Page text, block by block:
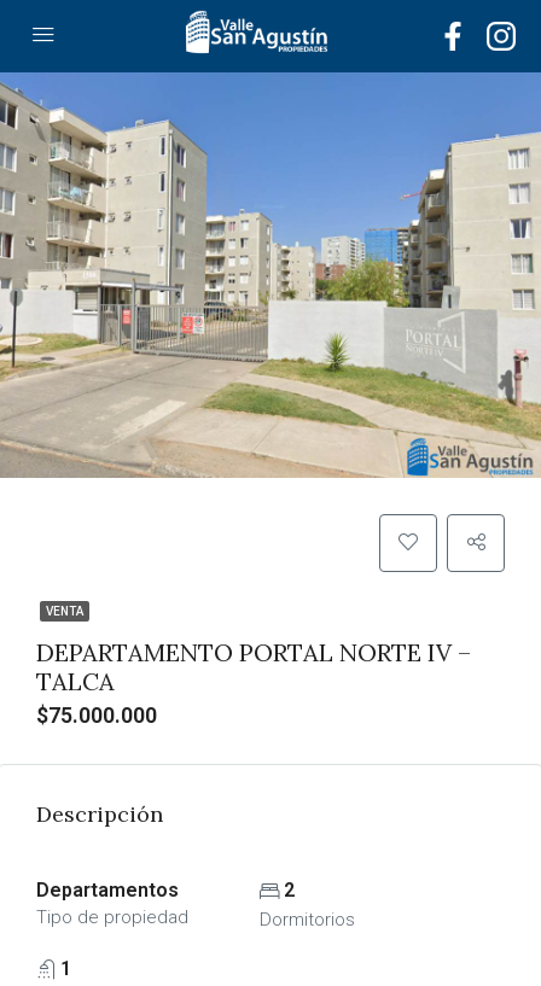
VENTA
DEPARTAMENTO PORTAL NORTE IV –
TALCA
$75.000.000
Descripción
Departamentos
Tipo de propiedad
2
Dormitorios
1